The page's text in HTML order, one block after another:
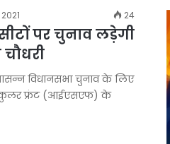
24
पर चुनाव लड़ेगी
विधानसभा चुनाव के लिए
फ्रंट (आईएसएफ) के